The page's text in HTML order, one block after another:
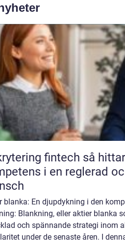
fintech så hittar bolag rätt
i en reglerad
blanka: En djupdykning i den
Blankning, eller aktier blanka
och spännande strategi inom
under de senaste åren. I